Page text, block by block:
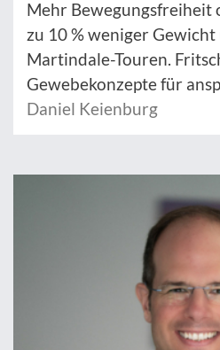
Mehr Bewegungsfreiheit
zu 10 % weniger
Martindale-Touren.
Gewebekonzepte für
Daniel Keienburg